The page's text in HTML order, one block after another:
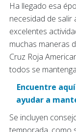
Ha llegado esa
necesidad de salir
excelentes
muchas maneras
Cruz Roja
todos se
Encuentre
ayudar a
Se incluyen